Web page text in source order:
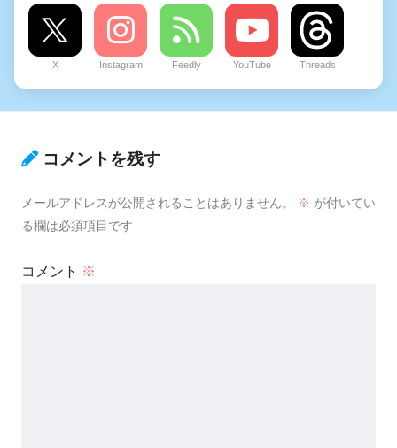
X Instagram Feedly YouTube Threads
コメントを残す
メールアドレスが公開されることはありません。 ※ が付いてい
る欄は必須項目です
コメント ※